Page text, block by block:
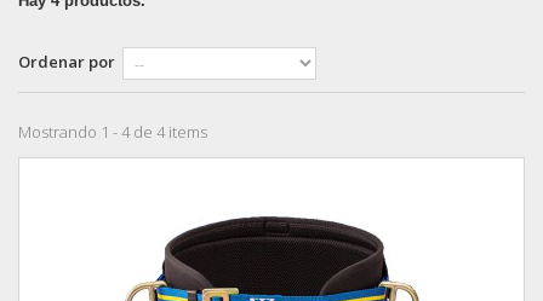
Ordenar por
Mostrando 1 - 4 de 4 items